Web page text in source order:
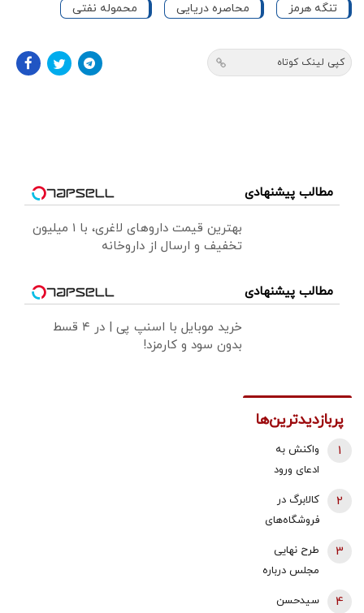
تنگه هرمز محاصره دریایی محموله نفتی
کپی لینک کوتاه
مطالب پیشنهادی
بهترین قیمت داروهای لاغری، با ۱ میلیون
تخفیف و ارسال از داروخانه‌
مطالب پیشنهادی
خرید موبایل با اسنپ پی | در ۴ قسط
بدون سود و کارمزد!
پربازدیدترین‌ها
واکنش به
ادعای ورود
هواگردها به
حمله به بیت
رهبری/ رییس
1
کالابرگ در
فروشگاه‌های
2
طرح نهایی
مجلس درباره
3
سیدحسن 4